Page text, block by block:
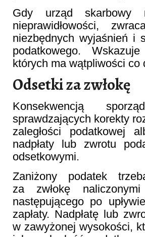
Gdy urząd skarbowy
nieprawidłowości,
niezbędnych wyjaśnień i
podatkowego.
których ma wątpliwości
Odsetki za zwłokę
Konsekwencją
sprawdzających korekty
zaległości podatkowej
nadpłaty lub zwrotu
odsetkowymi.
Zaniżony podatek
za zwłokę
następującego po
zapłaty. Nadpłatę lub
w zawyżonej wysokości,